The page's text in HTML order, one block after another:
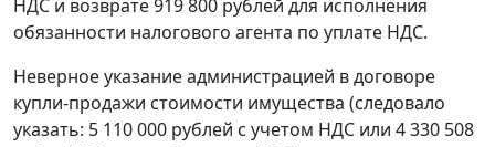
НДС и возврате 919 800 рублей для исполнения
обязанности налогового агента по уплате НДС.
Неверное указание администрацией в договоре
купли-продажи стоимости имущества (следовало
указать: 5 110 000 рублей с учетом НДС или 4 330 508